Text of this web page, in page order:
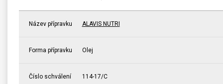
Název přípravku ALAVIS NUTRI
Forma přípravku Olej
Číslo schválení 114-17/C